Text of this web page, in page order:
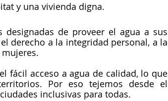
y una vivienda digna.
de proveer el agua a sus
derecho a la integridad personal, a la
fácil acceso a agua de calidad, lo que
Por eso tejemos desde el
inclusivas para todas.